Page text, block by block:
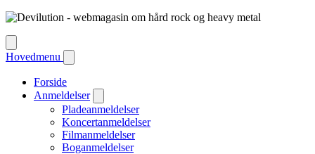
Hovedmenu
Forside
Anmeldelser
Pladeanmeldelser
Koncertanmeldelser
Filmanmeldelser
Boganmeldelser